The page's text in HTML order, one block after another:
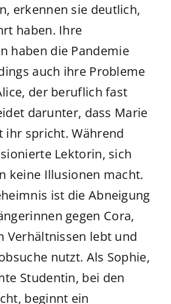
erkennen sie deutlich,
haben. Ihre
haben die Pandemie
auch ihre Probleme
der beruflich fast
darunter, dass Marie
spricht. Während
Lektorin, sich
keine Illusionen macht.
ist die Abneigung
gegen Cora,
Verhältnissen lebt und
nutzt. Als Sophie,
Studentin, bei den
beginnt ein